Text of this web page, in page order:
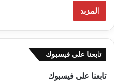
المزيد
تابعنا على فيسبوك
تابعنا على فيسبوك